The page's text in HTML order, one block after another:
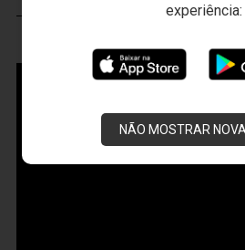
experiência:
NÃO MOSTRAR
VOZÃOTV